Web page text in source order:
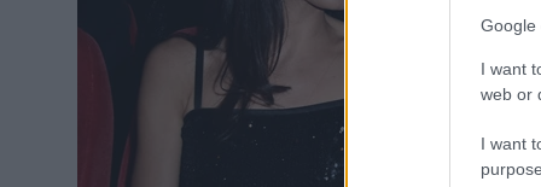
Google
I want
web or
I want